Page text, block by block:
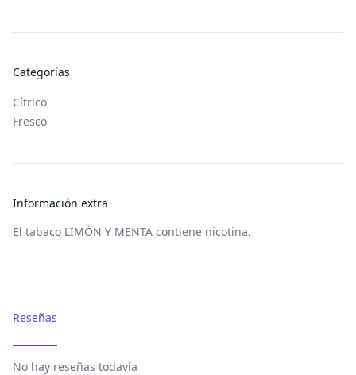
Categorías
Cítrico
Fresco
Información extra
El tabaco LIMÓN Y MENTA contiene nicotina.
Reseñas
No hay reseñas todavía